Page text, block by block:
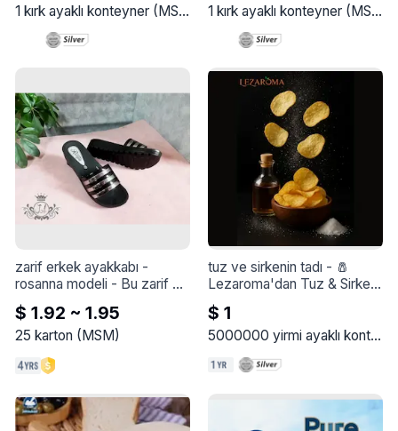
1 kırk ayaklı konteyner(MSM 1 kırk ayaklı konteyner (MSM
zarif erkek ayakkabı -
rosanna modeli - Bu zarif
ayakkabıyla tarzınızı
yükseltin - Rosanna modeli
$ 1.92 ~ 1.95
25 karton ( MSM)
tuz ve sirkenin tadı - 🧂
Lezaroma'dan Tuz & Sirke
Aroması 🧂
Cesur bir dokunuşla klasik
bir deneyim!
ekşiliği ile dengeli tuz
şekilde harmanlayan bir
baharat tozu, cipslere ve
$ 1
5000000 yirmi ayaklı konteyner